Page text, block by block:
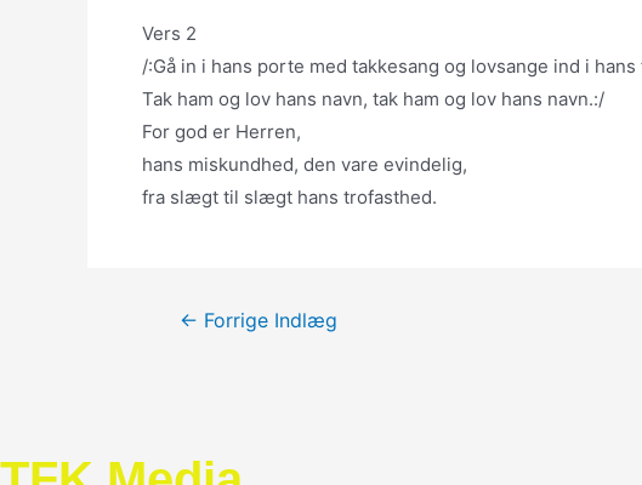
Vers 2
/:Gå in i hans porte med takkesang og lovsange ind i
Tak ham og lov hans navn, tak ham og lov hans navn.:/
For god er Herren,
hans miskundhed, den vare evindelig,
fra slægt til slægt hans trofasthed.
Indlægsnavigation
← Forrige Indlæg